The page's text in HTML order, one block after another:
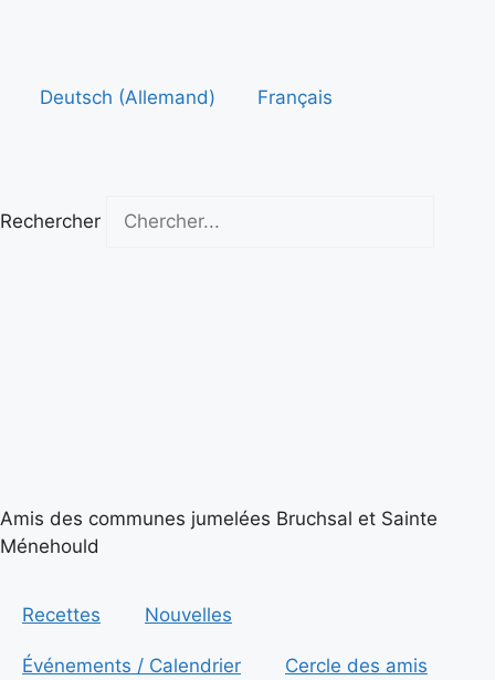
Deutsch (Allemand) Français
Rechercher
Amis des communes jumelées Bruchsal et Sainte
Ménehould
Recettes Nouvelles
Événements / Calendrier Cercle des amis